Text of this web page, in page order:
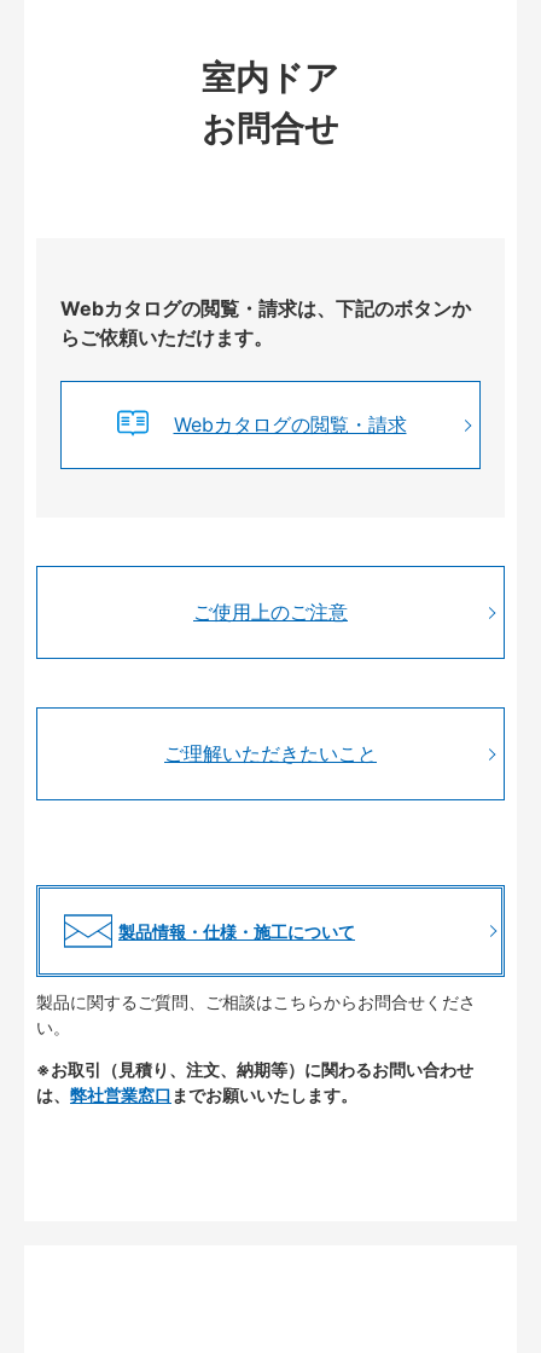
室内ドア
お問合せ
Webカタログの閲覧・請求は、下記のボタンか
らご依頼いただけます。
Webカタログの閲覧・請求
ご使用上のご注意
ご理解いただきたいこと
製品情報・仕様・施工について
製品に関するご質問、ご相談はこちらからお問合せくださ
い。
※お取引（見積り、注文、納期等）に関わるお問い合わせ
は、 弊社営業窓口 までお願いいたします。